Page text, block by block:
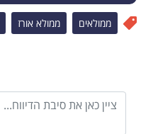
ממולאים ממולא אורז